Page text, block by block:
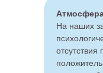
На наших
отсутствия